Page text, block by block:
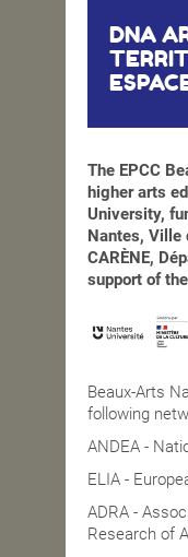
DNA
The EPCC
higher arts
University,
Nantes, Ville
CARÈNE,
support of
Beaux-Arts
following
ANDEA -
ELIA -
ADRA -
Research of